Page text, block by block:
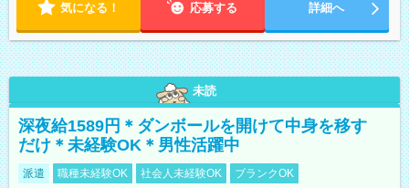
気になる！ 応募する 詳細へ
未読
深夜給1589円＊ダンボールを開けて中身を移す
だけ＊未経験OK＊男性活躍中
派遣 職種未経験OK 社会人未経験OK ブランクOK